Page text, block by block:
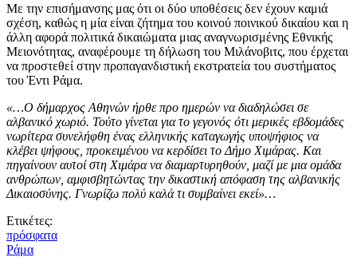
Με την επισήμανσης μας ότι οι δύο υποθέσεις δεν έχουν καμιά
σχέση, καθώς η μία είναι ζήτημα του κοινού ποινικού δικαίου και η
άλλη αφορά πολιτικά δικαιώματα μιας αναγνωρισμένης Εθνικής
Μειονότητας, αναφέρουμε τη δήλωση του Μιλάνοβιτς, που έρχεται
να προστεθεί στην προπαγανδιστική εκστρατεία του συστήματος
του Έντι Ράμα.
«…Ο δήμαρχος Αθηνών ήρθε προ ημερών να διαδηλώσει σε
αλβανικό χωριό. Τούτο γίνεται για το γεγονός ότι μερικές εβδομάδες
νωρίτερα συνελήφθη ένας ελληνικής καταγωγής υποψήφιος να
κλέβει ψήφους, προκειμένου να κερδίσει το Δήμο Χιμάρας. Και
πηγαίνουν αυτοί στη Χιμάρα να διαμαρτυρηθούν, μαζί με μια ομάδα
ανθρώπων, αμφισβητώντας την δικαστική απόφαση της αλβανικής
Δικαιοσύνης. Γνωρίζω πολύ καλά τι συμβαίνει εκεί»…
Ετικέτες:
πρόσφατα
Ράμα